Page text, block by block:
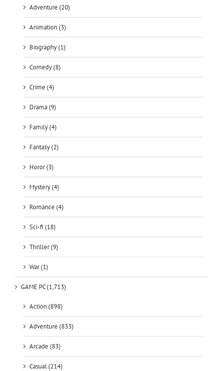
Adventure (20)
Animation (3)
Biography (1)
Comedy (8)
Crime (4)
Drama (9)
Family (4)
Fantasy (2)
Horor (3)
Mystery (4)
Romance (4)
Sci-fi (18)
Thriller (9)
War (1)
GAME PC (1,713)
Action (898)
Adventure (833)
Arcade (83)
Casual (214)